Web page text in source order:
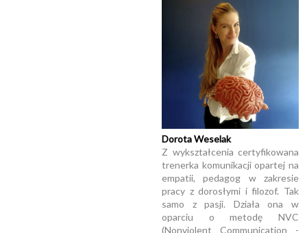
Dorota Weselak
Z wykształcenia certyfikowana
trenerka komunikacji opartej na
empatii, pedagog w zakresie
pracy z dorosłymi i filozof. Tak
samo z pasji. Działa ona w
oparciu o metodę NVC
(Nonviolent Communication -